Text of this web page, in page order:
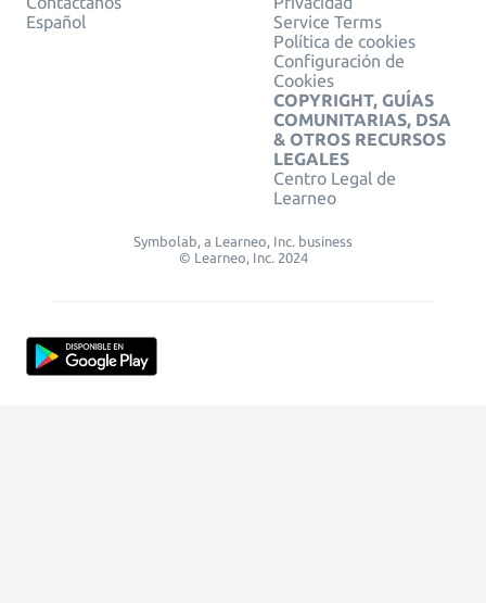
Español
Service Terms
Política de cookies
Configuración de
Cookies
COPYRIGHT, GUÍAS
COMUNITARIAS, DSA
& OTROS RECURSOS
LEGALES
Centro Legal de
Learneo
Symbolab, a Learneo, Inc. business
© Learneo, Inc. 2024